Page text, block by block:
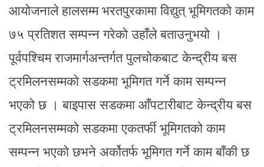
आयोजनाले हालसम्म भरतपुरकामा विद्युत् भूमिगतको काम
७५ प्रतिशत सम्पन्न गरेको उहाँले बताउनुभयो ।
पूर्वपश्चिम राजमार्गअन्तर्गत पुलचोकबाट केन्द्रीय बस
ट्रमिलनसम्मको सडकमा भूमिगत गर्ने काम सम्पन्न
भएको छ । बाइपास सडकमा आँपटारीबाट केन्द्रीय बस
ट्रमिलनसम्मको सडकमा एकतर्फी भूमिगतको काम
सम्पन्न भएको छभने अर्कोतर्फ भूमिगत गर्ने काम बाँकी छ